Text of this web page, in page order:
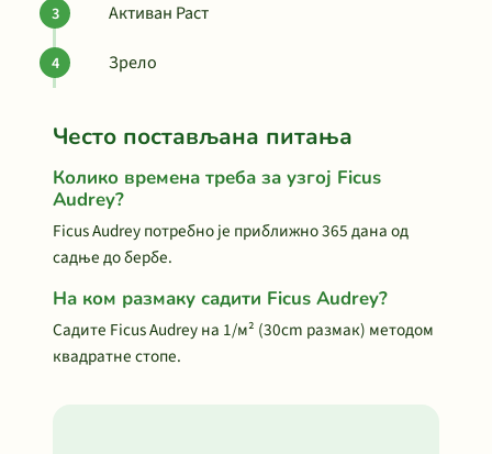
Активан Раст
Зрело
Често постављана питања
Колико времена треба за узгој Ficus
Audrey?
Ficus Audrey потребно је приближно 365 дана од
садње до бербе.
На ком размаку садити Ficus Audrey?
Садите Ficus Audrey на 1/м² (30cm размак) методом
квадратне стопе.